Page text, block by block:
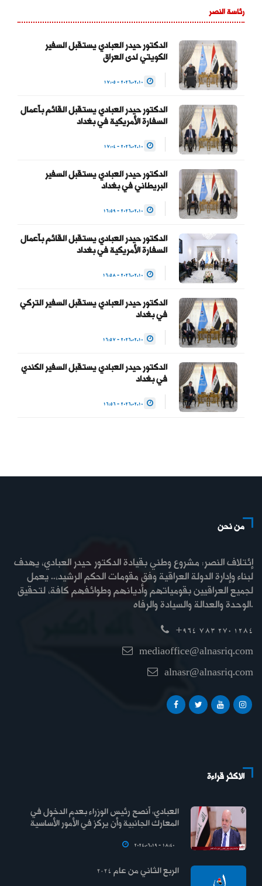
المواطنين وحماية التجربة
الديمقراطية والتداول السلمي
للسلطة والحفاظ على…
العبادي
(@HaiderAlAbadi)
January 23, 2026
رئاسة النصر
الدكتور حيدر العبادي يستقبل السفير
الكويتي لدى العراق
الدكتور حيدر العبادي يستقبل القائم بأعمال
السفارة الأمريكية في بغداد
الدكتور حيدر العبادي يستقبل السفير
البريطاني في بغداد
الدكتور حيدر العبادي يستقبل القائم بأعمال
السفارة الأمريكية في بغداد
الدكتور حيدر العبادي يستقبل السفير التركي
في بغداد
الدكتور حيدر العبادي يستقبل السفير الكندي
في بغداد
من نحن
إئتلاف النصر: مشروع وطني بقيادة الدكتور حيدر العبادي، يهدف
لبناء وإدارة الدولة العراقية وفق مقومات الحكم الرشيد،.. يعمل
لجميع العراقيين بقومياتهم وأديانهم وطوائفهم كافة، لتحقيق
الوحدة والعدالة والسيادة والرفاه.
+964 783 270 1284
mediaoffice@alnasriq.com
alnasr@alnasriq.com
الاكثر قراءة
العبادي: أنصح رئيس الوزراء بعدم الدخول في
المعارك الجانبية وأن يركز في الأمور الأساسية
2024.06.19 - 18:40
الربع الثاني من عام 2024